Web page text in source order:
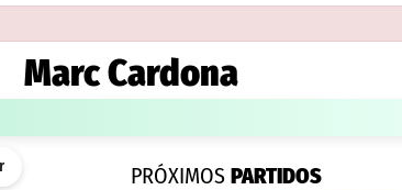
Marc Cardona
PRÓXIMOS PARTIDOS